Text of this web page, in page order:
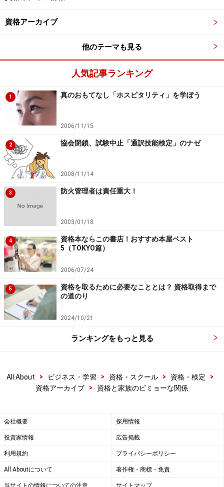
資格アーカイブ
他のテーマも見る
人気記事ランキング
1 真のおもてなし「ホスピタリティ」を学ぼう
2006/11/15
2 協会閉鎖、試験中止「通訳技能検定」のナゼ
2008/11/14
3 防火管理者は責任重大！
2003/01/18
4
資格本ならこの書店！おすすめ本屋ベスト
5（TOKYO篇）
2006/07/24
5
資格を取るために必要なこととは？ 資格取得まで
の道のり
2024/10/21
ランキングをもっと見る
All About > ビジネス・学習 > 資格・スクール > 資格・検定
>
資格アーカイブ
> 資格と家族のビミョーな関係
会社概要 採用情報
投資家情報 広告掲載
利用規約 プライバシーポリシー
All Aboutについて 著作権・商標・免責